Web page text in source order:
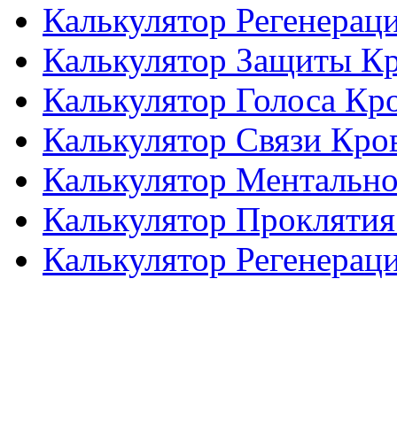
Калькулятор
Калькулятор Защиты
Калькулятор Голоса
Калькулятор Связи
Калькулятор
Калькулятор
Калькулятор